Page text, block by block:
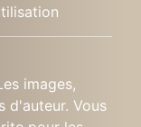
images,
d'auteur. Vous